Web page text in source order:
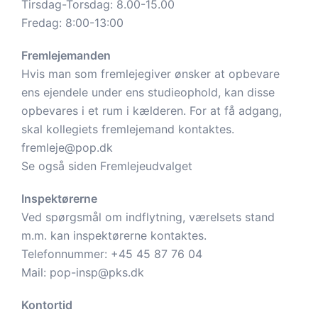
Tirsdag-Torsdag: 8.00-15.00
Fredag: 8:00-13:00
Fremlejemanden
Hvis man som fremlejegiver ønsker at opbevare
ens ejendele under ens studieophold, kan disse
opbevares i et rum i kælderen. For at få adgang,
skal kollegiets fremlejemand kontaktes.
fremleje@pop.dk
Se også siden Fremlejeudvalget
Inspektørerne
Ved spørgsmål om indflytning, værelsets stand
m.m. kan inspektørerne kontaktes.
Telefonnummer: +45 45 87 76 04
Mail: pop-insp@pks.dk
Kontortid